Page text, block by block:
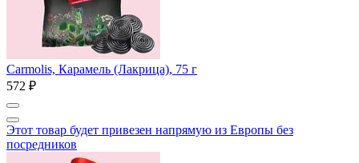
Carmolis, Карамель (Лакрица), 75 г
572 ₽
Этот товар будет привезен напрямую из Европы без
посредников